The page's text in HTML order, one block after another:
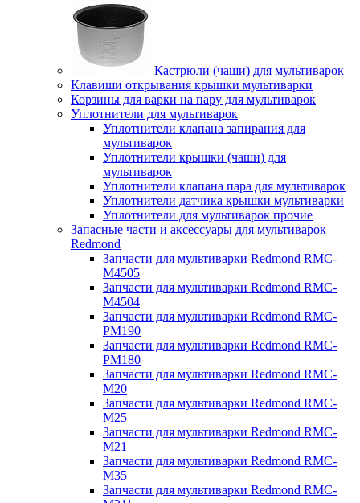
Кастрюли (чаши) для мультиварок
Клавиши открывания крышки мультиварки
Корзины для варки на пару для мультиварок
Уплотнители для мультиварок
Уплотнители клапана запирания для
мультиварок
Уплотнители крышки (чаши) для
мультиварок
Уплотнители клапана пара для мультиварок
Уплотнители датчика крышки мультиварки
Уплотнители для мультиварок прочие
Запасные части и аксессуары для мультиварок
Redmond
Запчасти для мультиварки Redmond RMC-
M4505
Запчасти для мультиварки Redmond RMC-
M4504
Запчасти для мультиварки Redmond RMC-
PM190
Запчасти для мультиварки Redmond RMC-
PM180
Запчасти для мультиварки Redmond RMC-
M20
Запчасти для мультиварки Redmond RMC-
M25
Запчасти для мультиварки Redmond RMC-
M21
Запчасти для мультиварки Redmond RMC-
M35
Запчасти для мультиварки Redmond RMC-